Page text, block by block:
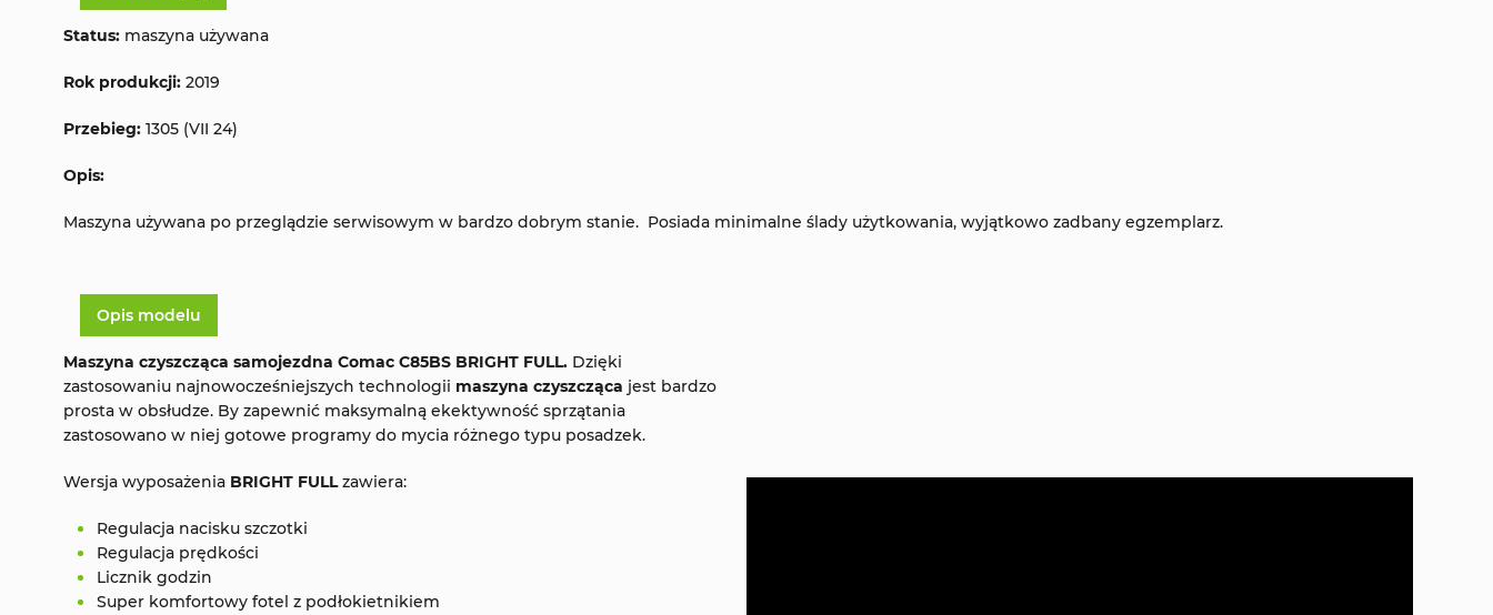
Status: maszyna używana
Rok produkcji: 2019
Przebieg: 1305 (VII 24)
Opis:
Maszyna używana po przeglądzie serwisowym w bardzo dobrym stanie. Posiada minimalne ślady użytkowania, wyjątkowo zadbany egzemplarz.
Opis modelu
Maszyna czyszcząca samojezdna Comac C85BS BRIGHT FULL. Dzięki
zastosowaniu najnowocześniejszych technologii maszyna czyszcząca jest bardzo
prosta w obsłudze. By zapewnić maksymalną ekektywność sprzątania
zastosowano w niej gotowe programy do mycia różnego typu posadzek.
Wersja wyposażenia BRIGHT FULLzawiera:
Regulacja nacisku szczotki
Regulacja prędkości
Licznik godzin
Super komfortowy fotel z podłokietnikiem